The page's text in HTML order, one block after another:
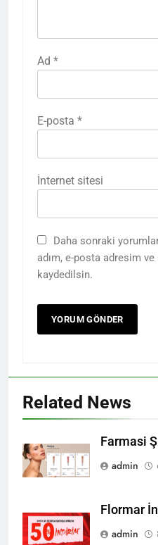
Ad *
E-posta *
İnternet sitesi
Daha sonraki
adım, e-posta adresim
kaydedilsin.
Related News
Farmasi
admin
Flormar
admin